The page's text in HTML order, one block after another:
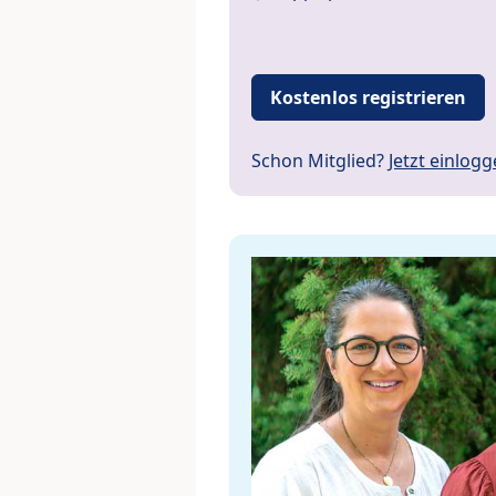
Kostenlos registrieren
Schon Mitglied? Jetzt